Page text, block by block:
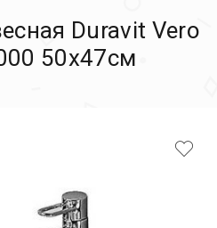
Duravit Vero
50х47см